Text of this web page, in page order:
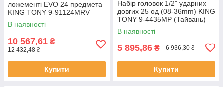
ложементі EVO 24 предмета
KING TONY 9-91124MRV
(Тайвань)
В наявності
10 567,61 ₴
12 432,48 ₴
Купити
Набір головок 1/2" ударних
довгих 25 од (08-36mm) KING
TONY 9-4435MP (Тайвань)
В наявності
5 895,86 ₴ 6 936,30 ₴
Купити